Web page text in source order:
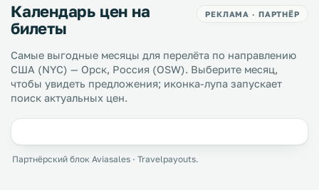
Календарь цен на
билеты
РЕКЛАМА · ПАРТНЁР
Самые выгодные месяцы для перелёта по направлению
США (NYC) — Орск, Россия (OSW). Выберите месяц,
чтобы увидеть предложения; иконка-лупа запускает
поиск актуальных цен.
Партнёрский блок Aviasales · Travelpayouts.